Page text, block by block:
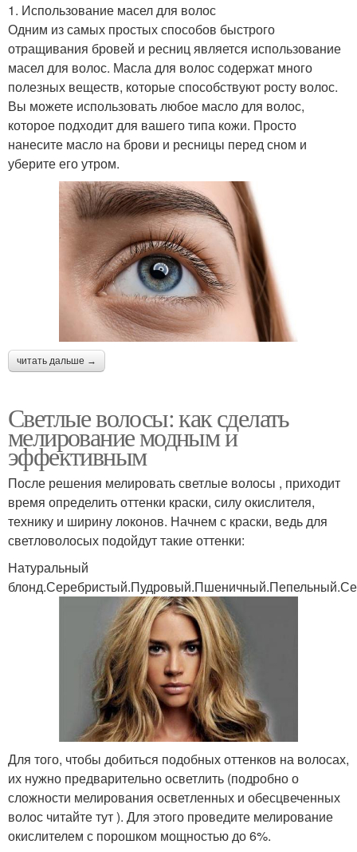
1. Использование масел для волос
Одним из самых простых способов быстрого
отращивания бровей и ресниц является использование
масел для волос. Масла для волос содержат много
полезных веществ, которые способствуют росту волос.
Вы можете использовать любое масло для волос,
которое подходит для вашего типа кожи. Просто
нанесите масло на брови и ресницы перед сном и
уберите его утром.
читать дальше →
Светлые волосы: как сделать
мелирование модным и
эффективным
После решения мелировать светлые волосы , приходит
время определить оттенки краски, силу окислителя,
технику и ширину локонов. Начнем с краски, ведь для
светловолосых подойдут такие оттенки:
Натуральный
Для того, чтобы добиться подобных оттенков на волосах,
их нужно предварительно осветлить (подробно о
сложности мелирования осветленных и обесцвеченных
волос читайте тут ). Для этого проведите мелирование
окислителем с порошком мощностью до 6%.